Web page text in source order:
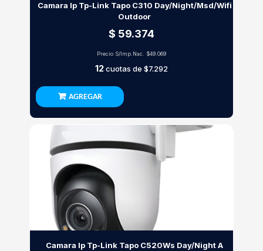
Camara Ip Tp-Link Tapo C310 Day/Night/Msd/Wifi
Outdoor
$ 59.374
Precio S/Imp.Nac. $49.069
12cuotas de $7.292
AGREGAR
Camara Ip Tp-Link Tapo C520Ws Day/Night A